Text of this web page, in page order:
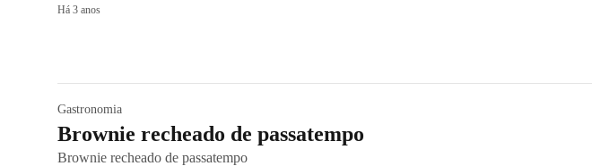
Há 3 anos
Gastronomia
Brownie recheado de passatempo
Brownie recheado de passatempo